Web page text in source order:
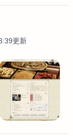
更新